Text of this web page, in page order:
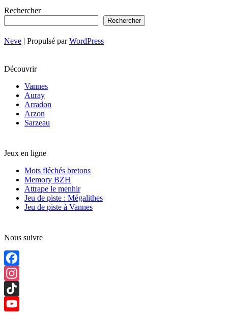
Rechercher
Rechercher
Neve | Propulsé parWordPress
Découvrir
Vannes
Auray
Arradon
Arzon
Sarzeau
Jeux en ligne
Mots fléchés bretons
Memory BZH
Attrape le menhir
Jeu de piste : Mégalithes
Jeu de piste à Vannes
Nous suivre
Facebook
Instagram
TikTok